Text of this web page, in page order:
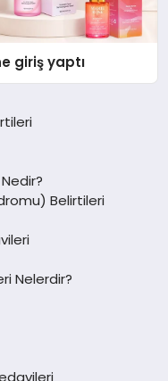
giriş yaptı
Belirtileri
Nelerdir?